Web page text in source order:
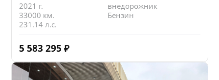
2021 г.
внедорожник
33000 км.
Бензин
231.14 л.с.
5 583 295 ₽